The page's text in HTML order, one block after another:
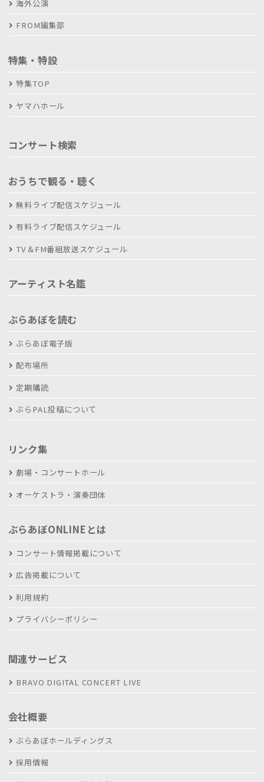
海外公演
FROM編集部
特集・特設
特集TOP
ヤマハホール
コンサート検索
おうちで観る・聴く
無料ライブ配信スケジュール
有料ライブ配信スケジュール
TV＆FM番組放送スケジュール
アーティスト名鑑
ぶらあぼを読む
ぶらあぼ電子版
配布場所
定期購読
ぶらPAL投稿について
リンク集
劇場・コンサートホール
オーケストラ・演奏団体
ぶらあぼONLINEとは
コンサート情報掲載について
広告掲載について
利用規約
プライバシーポリシー
関連サービス
BRAVO DIGITAL CONCERT LIVE
会社概要
ぶらあぼホールディングス
採用情報